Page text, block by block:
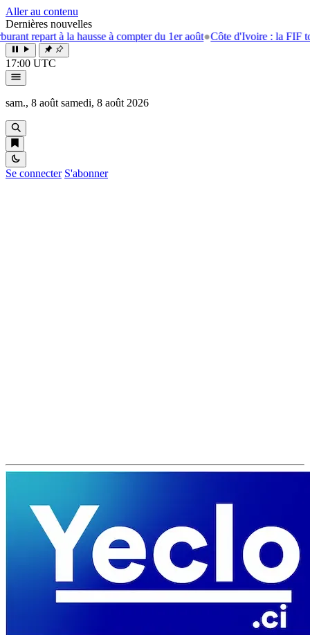
Aller au contenu
Dernières nouvelles
à la hausse à compter du 1er août●Côte d'Ivoire : la FIF tourne
17:00 UTC
sam., 8 août samedi, 8 août 2026
Se connecter S'abonner